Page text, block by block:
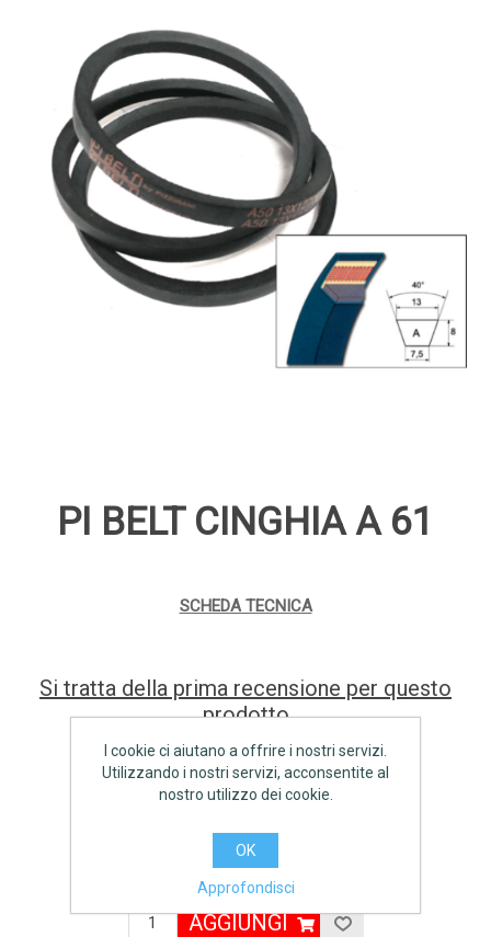
PI BELT CINGHIA A 61
SCHEDA TECNICA
Si tratta della prima recensione per questo
prodotto
Produttore: PI BELT
€5,60 IVA inclusa
AGGIUNGI
I cookie ci aiutano a offrire i nostri servizi.
Utilizzando i nostri servizi, acconsentite al
nostro utilizzo dei cookie.
OK
Approfondisci